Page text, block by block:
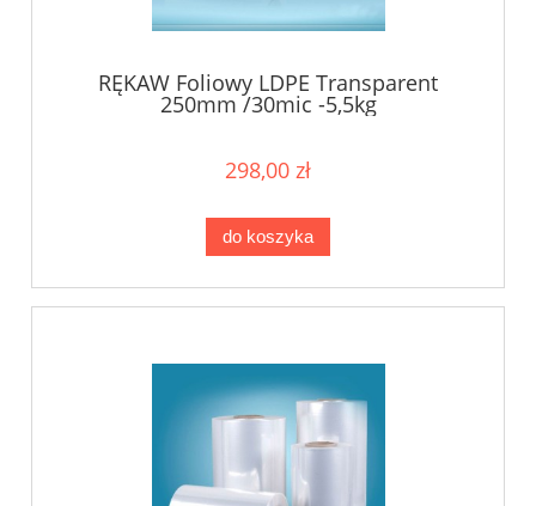
RĘKAW Foliowy LDPE Transparent
250mm /30mic -5,5kg
298,00 zł
do koszyka